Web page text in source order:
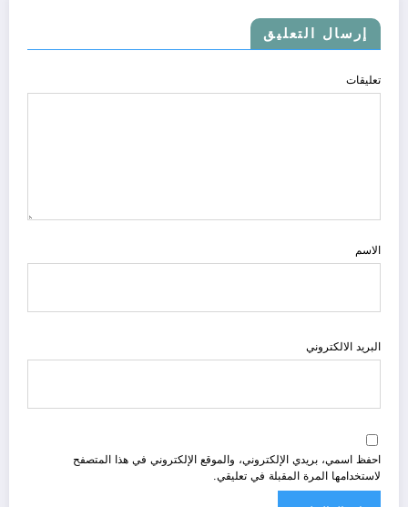
إرسال التعليق
تعليقات
الاسم
البريد الالكتروني
احفظ اسمي، بريدي الإلكتروني، والموقع الإلكتروني في هذا المتصفح
لاستخدامها المرة المقبلة في تعليقي.